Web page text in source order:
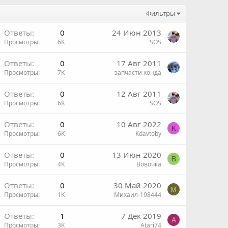
Фильтры
Ответы 0
Просмотры 6K
24 Июн 2013
SOS
Ответы 0
Просмотры 7K
17 Авг 2011
запчасти хонда
Ответы 0
Просмотры 6K
12 Авг 2011
SOS
Ответы 0
Просмотры 6K
10 Авг 2022
Kdavtoby
K
Ответы 0
Просмотры 4K
13 Июн 2020
Вовочка
В
Ответы 0
Просмотры 1K
30 Май 2020
Михаил-198444
М
Ответы 1
Просмотры 3K
7 Дек 2019
Atari74
A